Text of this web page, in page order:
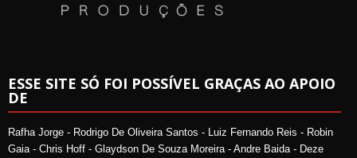
ESSE SITE SÓ FOI POSSÍVEL GRAÇAS AO APOIO
DE
Rafha Jorge - Rodrigo De Oliveira Santos - Luiz Fernando Reis - Robin
Gaia - Chris Hoff - Glaydson De Souza Moreira - Andre Baida - Deze